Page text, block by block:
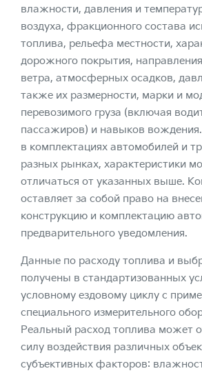
влажности, давления и
воздуха, фракционного состава
топлива, рельефа местности,
дорожного покрытия,
ветра, атмосферных осадков,
также их размерности, марки и
перевозимого груза (включая
пассажиров) и навыков
в комплектациях автомобилей и
разных рынках, характеристики
отличаться от указанных выше.
оставляет за собой право на
конструкцию и комплектацию
предварительного уведомления.
Данные по расходу топлива и
получены в стандартизованных
условному ездовому циклу с
специального измерительного
Реальный расход топлива может
силу воздействия различных
субъективных факторов: